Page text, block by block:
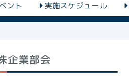
ント 実施スケジュール
企業部会